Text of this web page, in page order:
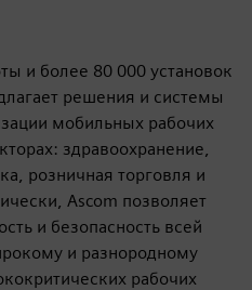
и более 80 000 установок
решения и системы
мобильных рабочих
здравоохранение,
розничная торговля и
Ascom позволяет
и безопасность всей
и разнородному
рабочих